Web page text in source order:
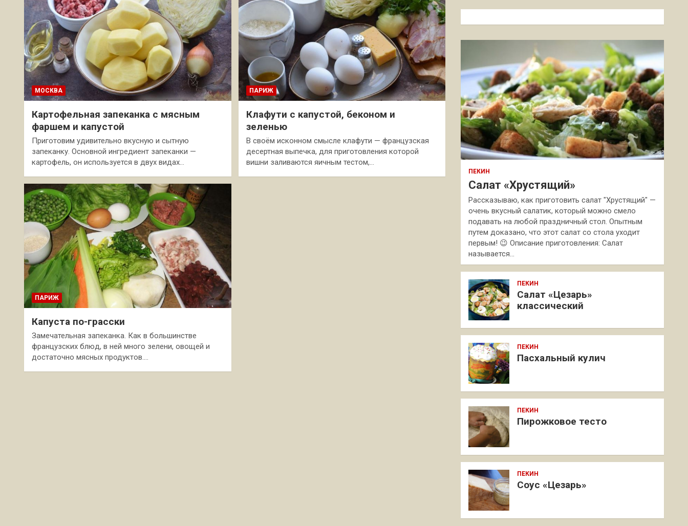
МОСКВА
Картофельная запеканка с мясным
фаршем и капустой
Приготовим удивительно вкусную и сытную
запеканку. Основной ингредиент запеканки —
картофель, он используется в двух видах…
ПАРИЖ
Клафути с капустой, беконом и
зеленью
В своём исконном смысле клафути — французская
десертная выпечка, для приготовления которой
вишни заливаются яичным тестом,…
ПАРИЖ
Капуста по-грасски
Замечательная запеканка. Как в большинстве
французских блюд, в ней много зелени, овощей и
достаточно мясных продуктов.…
к
ПЕКИН
Салат «Хрустящий»
Рассказываю, как приготовить салат "Хрустящий" —
очень вкусный салатик, который можно смело
подавать на любой праздничный стол. Опытным
путем доказано, что этот салат со стола уходит
первым! 😉 Описание приготовления: Салат
называется…
ПЕКИН
Салат «Цезарь»
классический
ПЕКИН
Пасхальный кулич
ПЕКИН
Пирожковое тесто
ПЕКИН
Соус «Цезарь»